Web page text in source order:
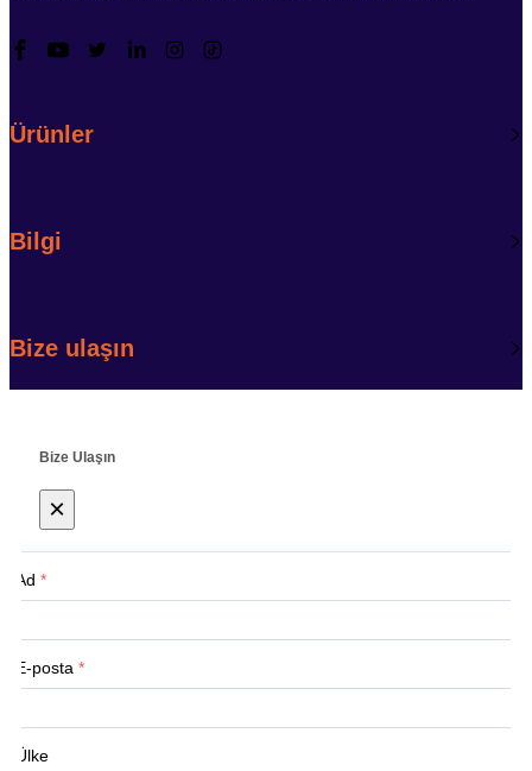
Ürünler
Bilgi
Bize ulaşın
Bize Ulaşın
×
Ad *
E-posta *
Ülke